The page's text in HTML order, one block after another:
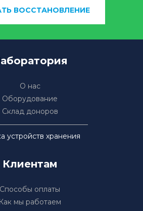
ВОССТАНОВЛЕНИЕ
О нас
Оборудование
Склад доноров
устройств хранения
Клиентам
Способы оплаты
Как мы работаем